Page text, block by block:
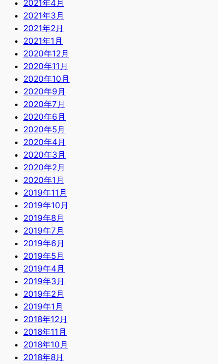
2021年4月
2021年3月
2021年2月
2021年1月
2020年12月
2020年11月
2020年10月
2020年9月
2020年7月
2020年6月
2020年5月
2020年4月
2020年3月
2020年2月
2020年1月
2019年11月
2019年10月
2019年8月
2019年7月
2019年6月
2019年5月
2019年4月
2019年3月
2019年2月
2019年1月
2018年12月
2018年11月
2018年10月
2018年8月